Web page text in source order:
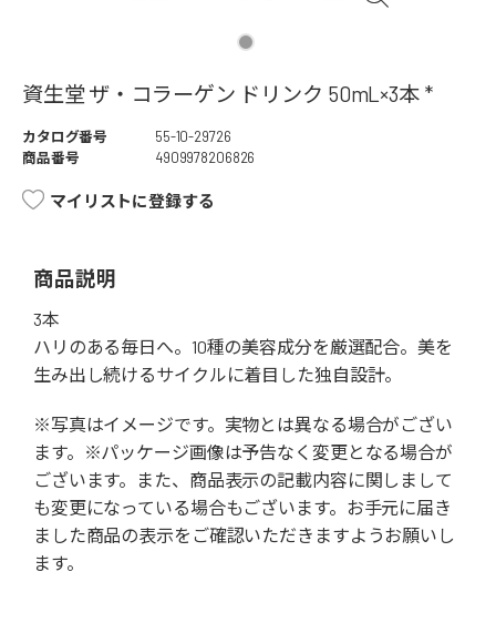
資生堂 ザ・コラーゲン ドリンク 50mL×3本 *
カタログ番号
55-10-29726
商品番号
4909978206826
マイリストに登録する
商品説明
3本
ハリのある毎日へ。10種の美容成分を厳選配合。美を
生み出し続けるサイクルに着目した独自設計。
※写真はイメージです。実物とは異なる場合がござい
ます。※パッケージ画像は予告なく変更となる場合が
ございます。また、商品表示の記載内容に関しまして
も変更になっている場合もございます。お手元に届き
ました商品の表示をご確認いただきますようお願いし
ます。